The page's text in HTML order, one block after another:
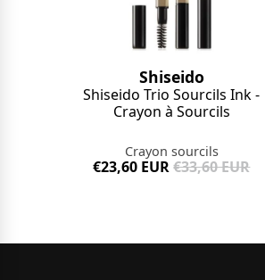
Shiseido
Shiseido Trio Sourcils Ink -
Crayon à Sourcils
Crayon sourcils
€23,60 EUR €33,60 EUR